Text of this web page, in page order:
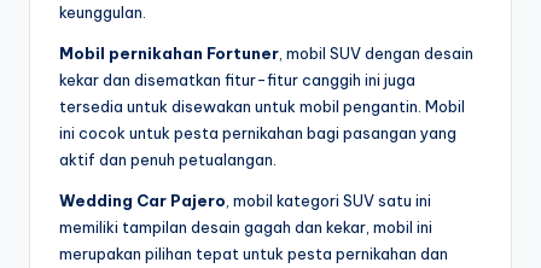
keunggulan.
Mobil pernikahan Fortuner , mobil SUV dengan desain
kekar dan disematkan fitur-fitur canggih ini juga
tersedia untuk disewakan untuk mobil pengantin. Mobil
ini cocok untuk pesta pernikahan bagi pasangan yang
aktif dan penuh petualangan.
Wedding Car Pajero , mobil kategori SUV satu ini
memiliki tampilan desain gagah dan kekar, mobil ini
merupakan pilihan tepat untuk pesta pernikahan dan